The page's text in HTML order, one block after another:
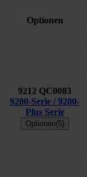
Optionen
9212 QC0083
9200-Serie / 9200-
Plus Serie
Optionen(5)